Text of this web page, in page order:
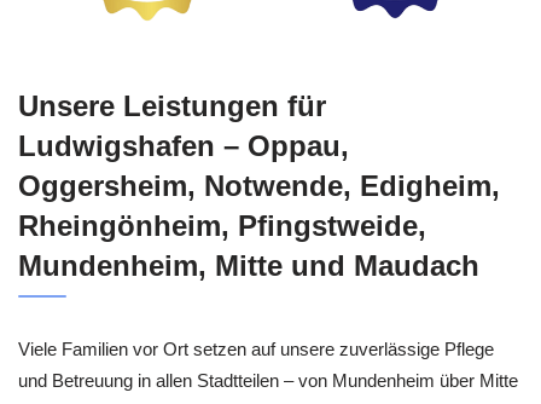
Unsere Leistungen für
Ludwigshafen – Oppau,
Oggersheim, Notwende, Edigheim,
Rheingönheim, Pfingstweide,
Mundenheim, Mitte und Maudach
Viele Familien vor Ort setzen auf unsere zuverlässige Pflege
und Betreuung in allen Stadtteilen – von Mundenheim über Mitte